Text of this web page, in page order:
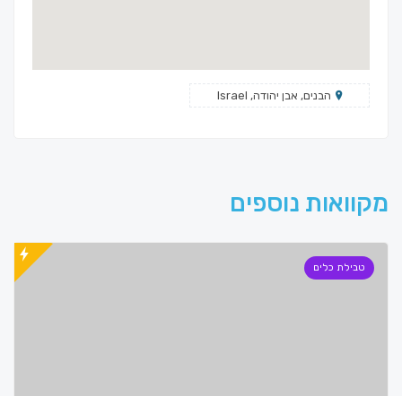
הבנים, אבן יהודה, Israel
מקוואות נוספים
טבילת כלים